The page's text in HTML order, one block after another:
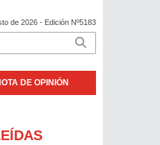
de 2026 - Edición Nº5183
DE OPINIÓN